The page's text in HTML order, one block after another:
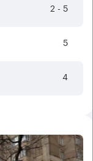
2 - 5
5
4